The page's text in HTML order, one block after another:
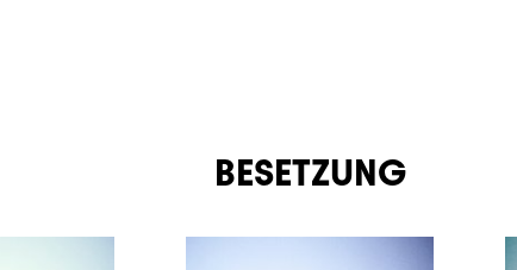
BESETZUNG